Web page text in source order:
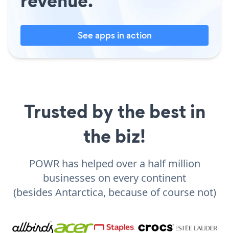
See apps in action
Trusted by the best in
the biz!
POWR has helped over a half million
businesses on every continent
(besides Antarctica, because of course not)